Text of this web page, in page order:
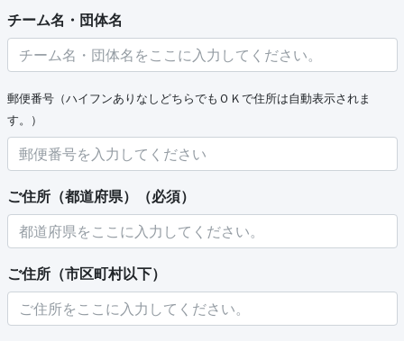
チーム名・団体名
郵便番号（ハイフンありなしどちらでもＯＫで住所は自動表示されま
す。）
ご住所（都道府県）（必須）
ご住所（市区町村以下）